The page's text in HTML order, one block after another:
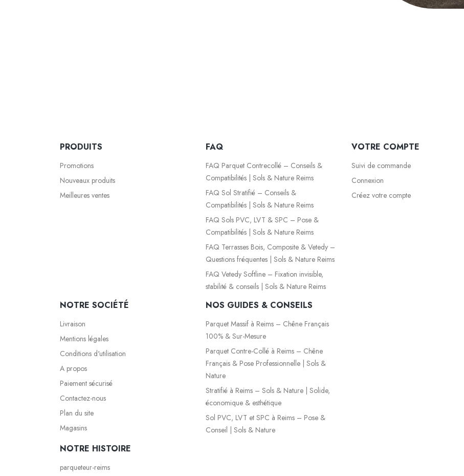
PRODUITS
Promotions
Nouveaux produits
Meilleures ventes
FAQ
FAQ Parquet Contrecollé – Conseils &
Compatibilités | Sols & Nature Reims
FAQ Sol Stratifié – Conseils &
Compatibilités | Sols & Nature Reims
FAQ Sols PVC, LVT & SPC – Pose &
Compatibilités | Sols & Nature Reims
FAQ Terrasses Bois, Composite & Vetedy –
Questions fréquentes | Sols & Nature Reims
FAQ Vetedy Softline – Fixation invisible,
stabilité & conseils | Sols & Nature Reims
NOTRE SOCIÉTÉ
Livraison
Mentions légales
Conditions d'utilisation
A propos
Paiement sécurisé
Contactez-nous
Plan du site
Magasins
NOS GUIDES & CONSEILS
Parquet Massif à Reims – Chêne Français
100% & Sur-Mesure
Parquet Contre-Collé à Reims – Chêne
Français & Pose Professionnelle | Sols &
Nature
Stratifié à Reims – Sols & Nature | Solide,
économique & esthétique
Sol PVC, LVT et SPC à Reims – Pose &
Conseil | Sols & Nature
NOTRE HISTOIRE
parqueteur-reims
VOTRE COMPTE
Suivi de commande
Connexion
Créez votre compte